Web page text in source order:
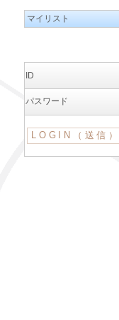
マイリスト
ID
パスワード